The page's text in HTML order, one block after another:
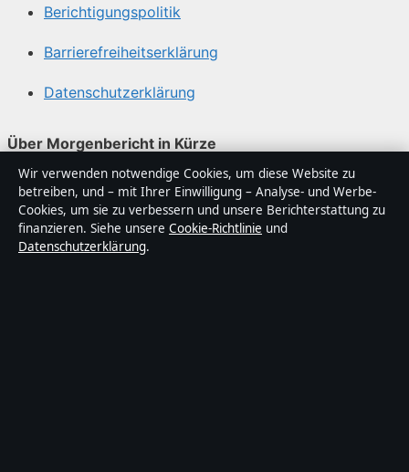
Berichtigungspolitik
Barrierefreiheitserklärung
Datenschutzerklärung
Über Morgenbericht in Kürze
Morgenbericht ist ein unabhängiger digitaler
Nachrichtenanbieter mit Fokus auf Politik, Wirtschaft,
Technik und Gesellschaft in Deutschland. Jeder Artikel
trägt eine Byline, wird von einem Redakteur geprüft und
Wir verwenden notwendige Cookies, um diese Website zu
betreiben, und – mit Ihrer Einwilligung – Analyse- und Werbe-
Cookies, um sie zu verbessern und unsere Berichterstattung zu
finanzieren. Siehe unsere Cookie-Richtlinie und
Datenschutzerklärung.